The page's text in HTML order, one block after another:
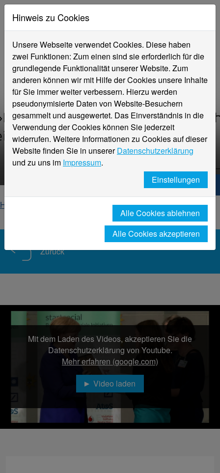
»Heimatsucher«
Sarah Hüttenbehrend
Hochschule Niederrhein. Dein Weg.
Home
Fachbereich Design
Heimatsucher
Zurück
Mit dem Laden des Videos, akzeptieren Sie die
Datenschutzerklärung von Youtube.
Mehr erfahren (google.com)
Video laden
Hinweis zu Cookies
Unsere Webseite verwendet Cookies. Diese haben
zwei Funktionen: Zum einen sind sie erforderlich für die
grundlegende Funktionalität unserer Website. Zum
anderen können wir mit Hilfe der Cookies unsere Inhalte
für Sie immer weiter verbessern. Hierzu werden
pseudonymisierte Daten von Website-Besuchern
gesammelt und ausgewertet. Das Einverständnis in die
Verwendung der Cookies können Sie jederzeit
widerrufen. Weitere Informationen zu Cookies auf dieser
Website finden Sie in unsererDatenschutzerklärung
und zu uns im Impressum.
Einstellungen
Alle Cookies ablehnen
Alle Cookies akzeptieren